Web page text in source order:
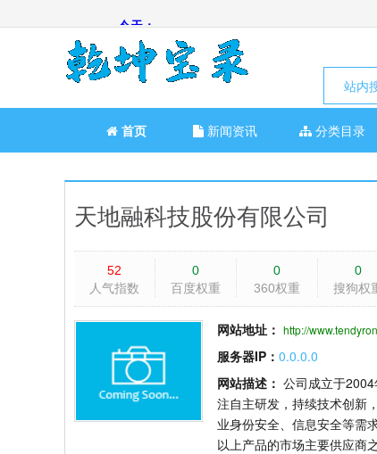
站内
首页
新闻资讯 分类目录
天地融科技股份有限公司
52
人气指数
0
百度权重
0
360权重
0
搜狗权
网站地址： http://
服务器IP： 0.0.0.0
网站描述： 公司成立于
注自主研发，持续技术创新
业身份安全、信息安全等需
以上产品的市场主要供应商